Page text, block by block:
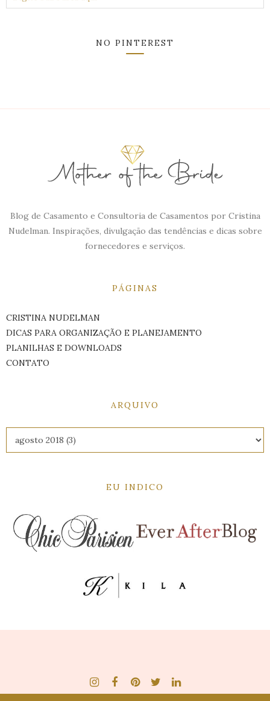
NO PINTEREST
Blog de Casamento e Consultoria de Casamentos por Cristina
Nudelman. Inspirações, divulgação das tendências e dicas sobre
fornecedores e serviços.
PÁGINAS
CRISTINA NUDELMAN
DICAS PARA ORGANIZAÇÃO E PLANEJAMENTO
PLANILHAS E DOWNLOADS
CONTATO
ARQUIVO
EU INDICO